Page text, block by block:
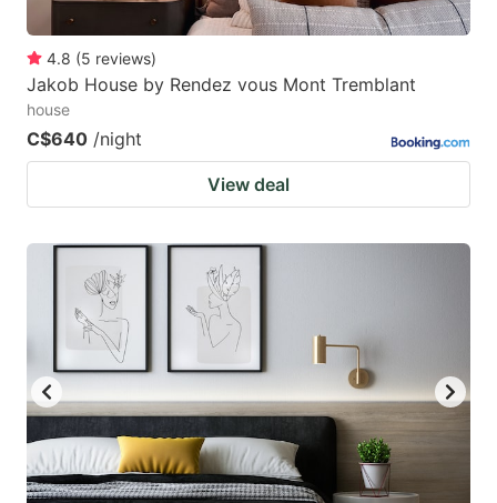
4.8 (5 reviews)
Jakob House by Rendez vous Mont Tremblant
house
C$640 /night
View deal